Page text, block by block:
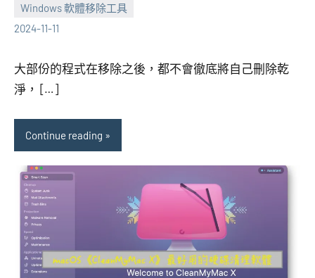
Windows 軟體移除工具
2024-11-11
張
海
comments
大部份的程式在移除之後，都不會徹底將自己刪除乾
淨， […]
Continue reading